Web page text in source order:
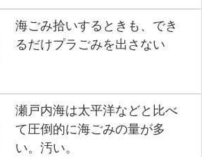
海ごみ拾いするときも、でき
るだけプラごみを出さない
瀬戸内海は太平洋などと比べ
て圧倒的に海ごみの量が多
い。汚い。